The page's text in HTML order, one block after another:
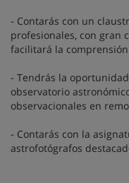
- Contarás con un
profesionales, con gran
facilitará la
- Tendrás la
observatorio
observacionales en
- Contarás con la
astrofotógrafos